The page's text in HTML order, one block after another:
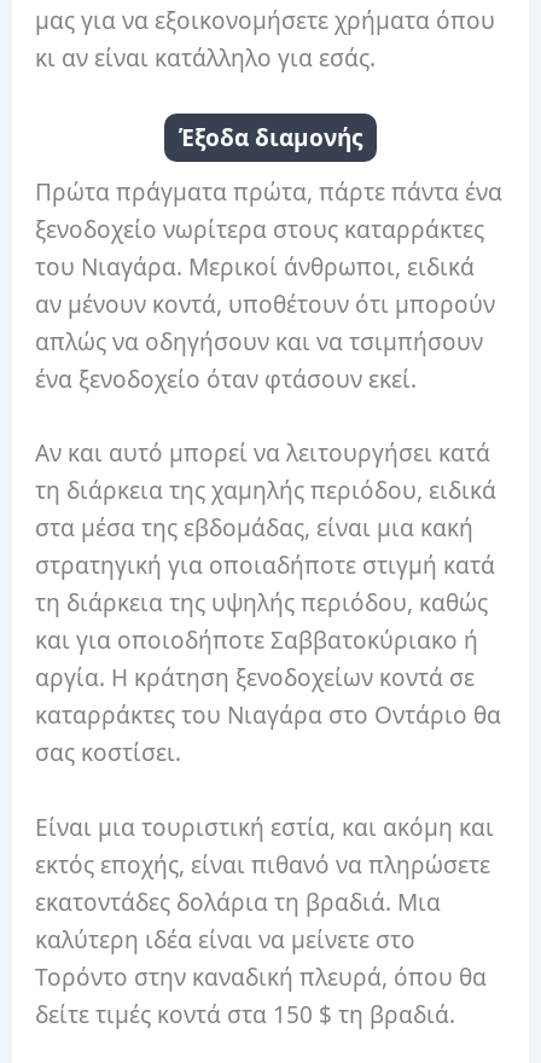
μας για να εξοικονομήσετε χρήματα όπου
κι αν είναι κατάλληλο για εσάς.
Έξοδα διαμονής
Πρώτα πράγματα πρώτα, πάρτε πάντα ένα
ξενοδοχείο νωρίτερα στους καταρράκτες
του Νιαγάρα. Μερικοί άνθρωποι, ειδικά
αν μένουν κοντά, υποθέτουν ότι μπορούν
απλώς να οδηγήσουν και να τσιμπήσουν
ένα ξενοδοχείο όταν φτάσουν εκεί.
Αν και αυτό μπορεί να λειτουργήσει κατά
τη διάρκεια της χαμηλής περιόδου, ειδικά
στα μέσα της εβδομάδας, είναι μια κακή
στρατηγική για οποιαδήποτε στιγμή κατά
τη διάρκεια της υψηλής περιόδου, καθώς
και για οποιοδήποτε Σαββατοκύριακο ή
αργία. Η κράτηση ξενοδοχείων κοντά σε
καταρράκτες του Νιαγάρα στο Οντάριο θα
σας κοστίσει.
Είναι μια τουριστική εστία, και ακόμη και
εκτός εποχής, είναι πιθανό να πληρώσετε
εκατοντάδες δολάρια τη βραδιά. Μια
καλύτερη ιδέα είναι να μείνετε στο
Τορόντο στην καναδική πλευρά, όπου θα
δείτε τιμές κοντά στα 150 $ τη βραδιά.